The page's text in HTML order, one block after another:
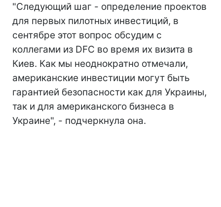
"Следующий шаг - определение проектов
для первых пилотных инвестиций, в
сентябре этот вопрос обсудим с
коллегами из DFC во время их визита в
Киев. Как мы неоднократно отмечали,
американские инвестиции могут быть
гарантией безопасности как для Украины,
так и для американского бизнеса в
Украине", - подчеркнула она.